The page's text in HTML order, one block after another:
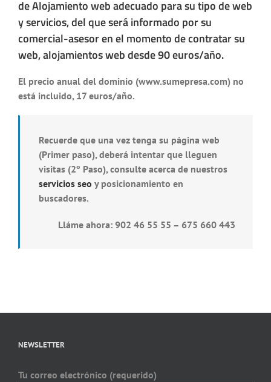
de Alojamiento web adecuado para su tipo de web
y servicios, del que será informado por su
comercial-asesor en el momento de contratar su
web, alojamientos webdesde 90 euros/año.
El precio anual del dominio (www.sumepresa.com) no
está incluido, 17 euros/año.
Recuerde que una vez tenga su página web
(Primer paso), deberá intentar que lleguen
visitas (2º Paso), consulte acerca de nuestros
servicios seo y posicionamiento en
buscadores.
Lláme ahora: 902 46 55 55 – 675 660 443
NEWSLETTER
Tu correo electrónico (requerido)